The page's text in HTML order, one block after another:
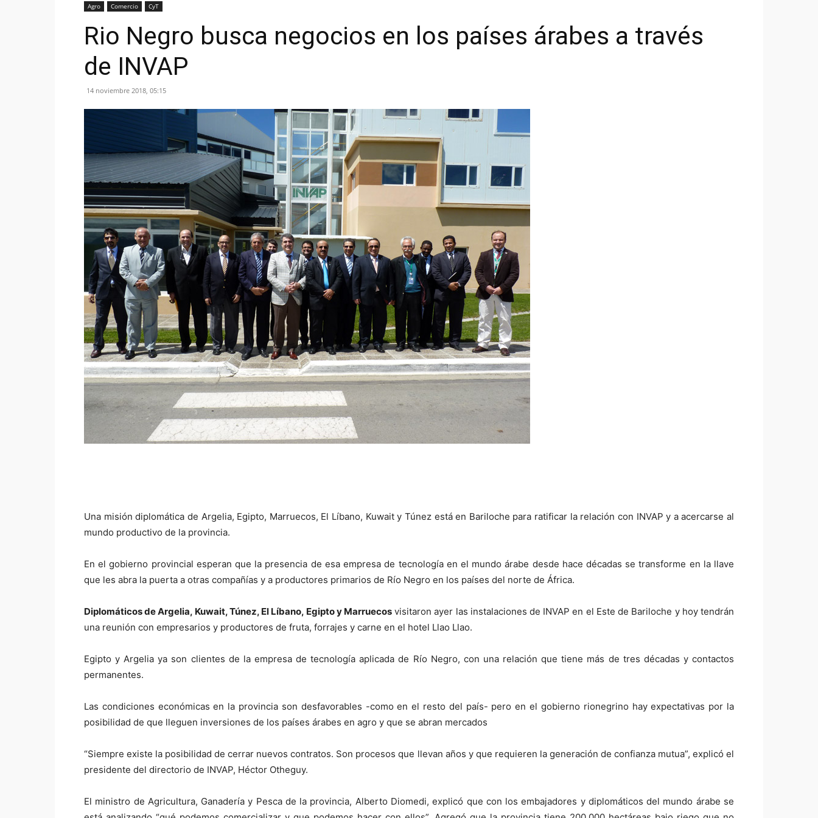
Agro Comercio CyT
Rio Negro busca negocios en los países árabes a través
de INVAP
14 noviembre 2018, 05:15
Una misión diplomática de Argelia, Egipto, Marruecos, El Líbano, Kuwait y Túnez está en Bariloche para ratificar la relación con INVAP y a acercarse al
mundo productivo de la provincia.
En el gobierno provincial esperan que la presencia de esa empresa de tecnología en el mundo árabe desde hace décadas se transforme en la llave
que les abra la puerta a otras compañías y a productores primarios de Río Negro en los países del norte de África.
Diplomáticos de Argelia, Kuwait, Túnez, El Líbano, Egipto y Marruecosvisitaron ayer las instalaciones de INVAP en el Este de Bariloche y hoy tendrán
una reunión con empresarios y productores de fruta, forrajes y carne en el hotel Llao Llao.
Egipto y Argelia ya son clientes de la empresa de tecnología aplicada de Río Negro, con una relación que tiene más de tres décadas y contactos
permanentes.
Las condiciones económicas en la provincia son desfavorables -como en el resto del país- pero en el gobierno rionegrino hay expectativas por la
posibilidad de que lleguen inversiones de los países árabes en agro y que se abran mercados
“Siempre existe la posibilidad de cerrar nuevos contratos. Son procesos que llevan años y que requieren la generación de confianza mutua”, explicó el
presidente del directorio de INVAP, Héctor Otheguy.
El ministro de Agricultura, Ganadería y Pesca de la provincia, Alberto Diomedi, explicó que con los embajadores y diplomáticos del mundo árabe se